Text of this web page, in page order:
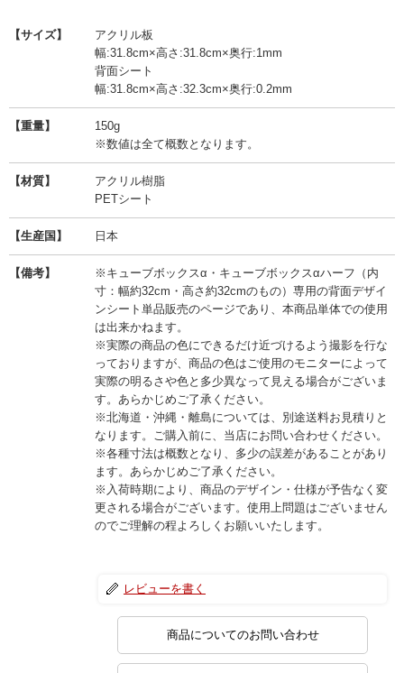
【サイズ】
アクリル板
幅:31.8cm×高さ:31.8cm×奥行:1mm
背面シート
幅:31.8cm×高さ:32.3cm×奥行:0.2mm
【重量】
150g
※数値は全て概数となります。
【材質】
アクリル樹脂
PETシート
【生産国】 日本
【備考】
※キューブボックスα・キューブボックスαハーフ（内
寸：幅約32cm・高さ約32cmのもの）専用の背面デザイ
ンシート単品販売のページであり、本商品単体での使用
は出来かねます。
※実際の商品の色にできるだけ近づけるよう撮影を行な
っておりますが、商品の色はご使用のモニターによって
実際の明るさや色と多少異なって見える場合がございま
す。あらかじめご了承ください。
※北海道・沖縄・離島については、別途送料お見積りと
なります。ご購入前に、当店にお問い合わせください。
※各種寸法は概数となり、多少の誤差があることがあり
ます。あらかじめご了承ください。
※入荷時期により、商品のデザイン・仕様が予告なく変
更される場合がございます。使用上問題はございません
のでご理解の程よろしくお願いいたします。
レビューを書く
商品についてのお問い合わせ